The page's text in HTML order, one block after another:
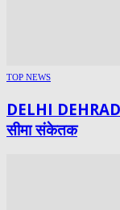
TOP NEWS
DELHI
सीमा संकेतक